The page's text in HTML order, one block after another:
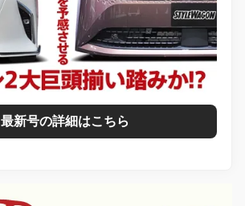
最新号の詳細はこちら